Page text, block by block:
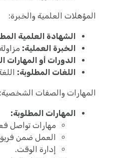
المؤهلات العلمية والخبرة:
الشهادة العلمية
الخبرة العملية:
الدورات أو المهارات
اللغات المطلوبة:
المهارات والصفات الشخصية:
المهارات المطلوبة:
مهارات تواصل
العمل ضمن
إدارة الوقت.